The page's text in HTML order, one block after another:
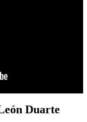
Duarte